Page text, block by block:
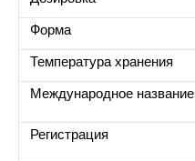
Форма
Температура хранения
Международное название
Регистрация